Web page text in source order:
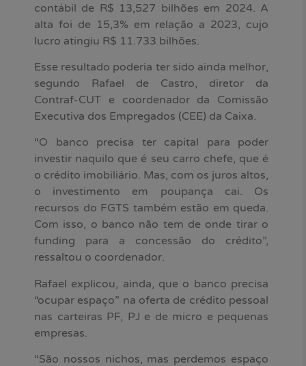
contábil de R$ 13,527 bilhões em 2024. A
alta foi de 15,3% em relação a 2023, cujo
lucro atingiu R$ 11.733 bilhões.
Esse resultado poderia ter sido ainda melhor,
segundo Rafael de Castro, diretor da
Contraf-CUT e coordenador da Comissão
Executiva dos Empregados (CEE) da Caixa.
“O banco precisa ter capital para poder
investir naquilo que é seu carro chefe, que é
o crédito imobiliário. Mas, com os juros altos,
o investimento em poupança cai. Os
recursos do FGTS também estão em queda.
Com isso, o banco não tem de onde tirar o
funding para a concessão do crédito”,
ressaltou o coordenador.
Rafael explicou, ainda, que o banco precisa
“ocupar espaço” na oferta de crédito pessoal
nas carteiras PF, PJ e de micro e pequenas
empresas.
“São nossos nichos, mas perdemos espaço